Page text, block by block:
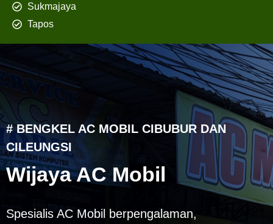
Sukmajaya
Tapos
# BENGKEL AC MOBIL CIBUBUR DAN
CILEUNGSI
Wijaya AC Mobil
Spesialis AC Mobil berpengalaman,